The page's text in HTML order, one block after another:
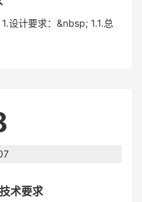
设计要求：&nbsp; 1.1.总
术要求